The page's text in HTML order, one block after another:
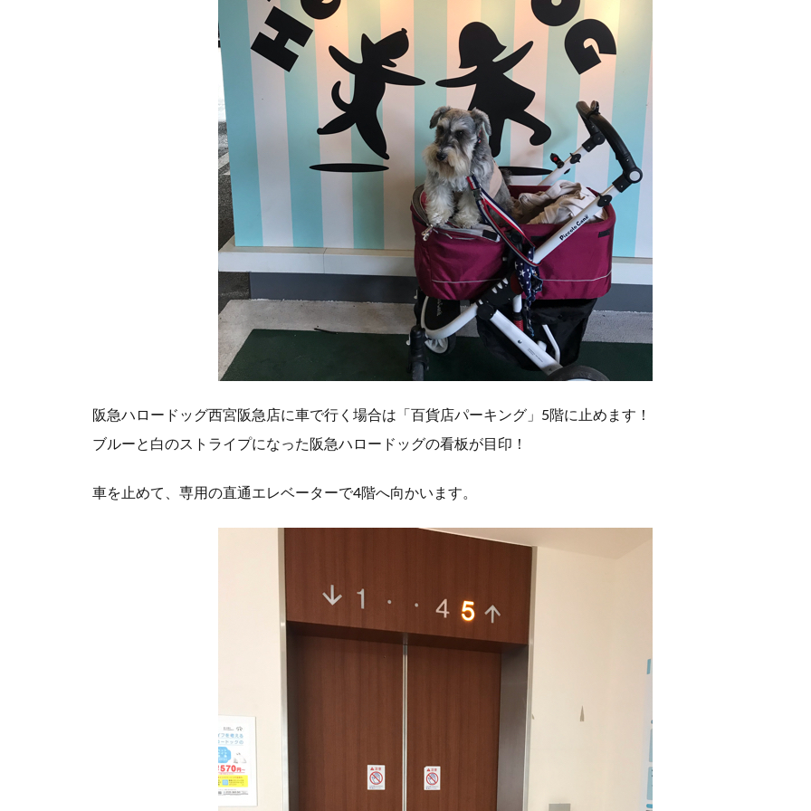
阪急ハロードッグ西宮阪急店に車で行く場合は 「百貨店パーキング」 5階に止めます！
ブルーと白のストライプになった阪急ハロードッグの看板が目印！
車を止めて、 専用の直通エレベーターで4階へ向かいます。